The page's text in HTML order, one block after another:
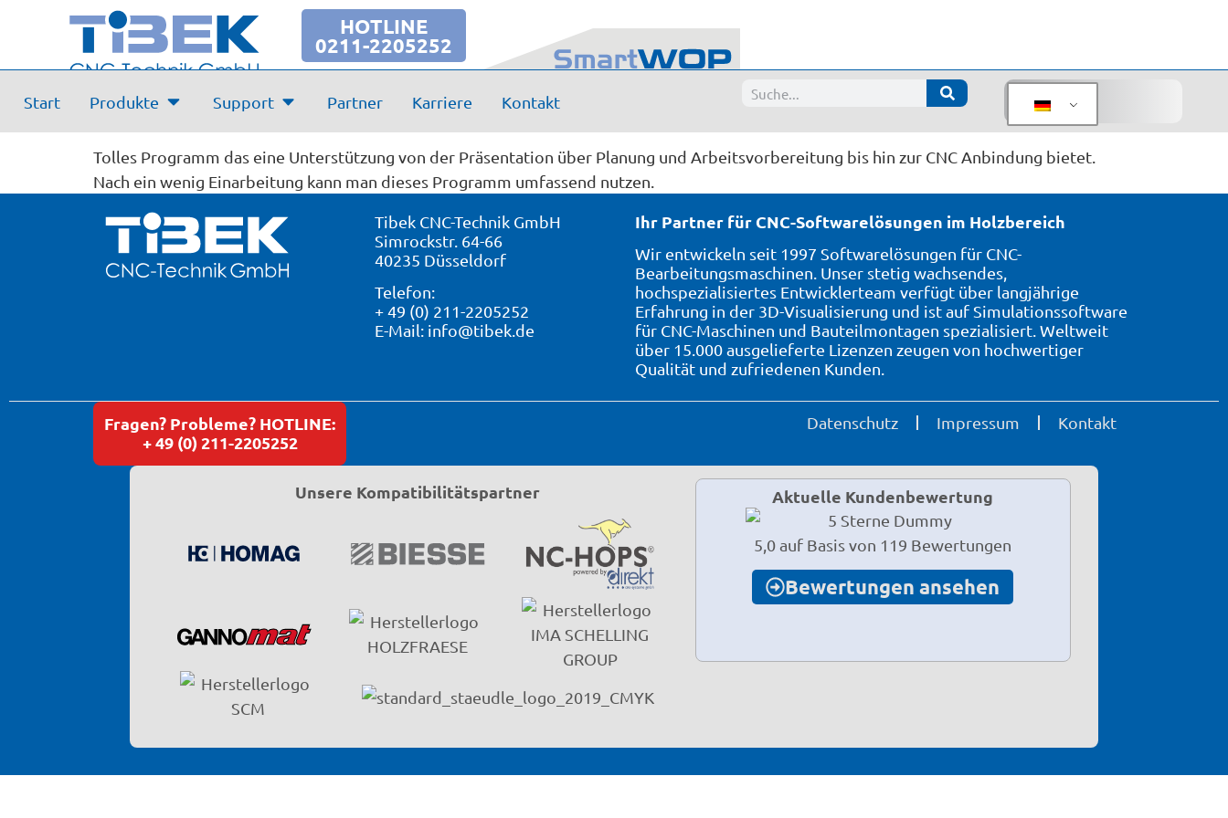
HOTLINE
0211-2205252
Start Produkte Support Partner Karriere Kontakt
Bewertung:
Tischlerei Hoff und Terfeld GbR
Tolles Programm das eine Unterstützung von der Präsentation über Planung und Arbeitsvorbereitung bis hin zur CNC Anbindung bietet.
Nach ein wenig Einarbeitung kann man dieses Programm umfassend nutzen.
Tibek CNC-Technik GmbH
Simrockstr. 64-66
40235 Düsseldorf
Telefon:
+ 49 (0) 211-2205252
E-Mail: info@tibek.de
Ihr Partner für CNC-Softwarelösungen im Holzbereich
Wir entwickeln seit 1997 Softwarelösungen für CNC-
Bearbeitungsmaschinen. Unser stetig wachsendes,
hochspezialisiertes Entwicklerteam verfügt über langjährige
Erfahrung in der 3D-Visualisierung und ist auf Simulationssoftware
für CNC-Maschinen und Bauteilmontagen spezialisiert. Weltweit
über 15.000 ausgelieferte Lizenzen zeugen von hochwertiger
Qualität und zufriedenen Kunden.
Datenschutz Impressum Kontakt
Fragen? Probleme? HOTLINE:
+ 49 (0) 211-2205252
Unsere Kompatibilitätspartner Aktuelle Kundenbewertung
5,0 auf Basis von 119 Bewertungen
Bewertungen ansehen